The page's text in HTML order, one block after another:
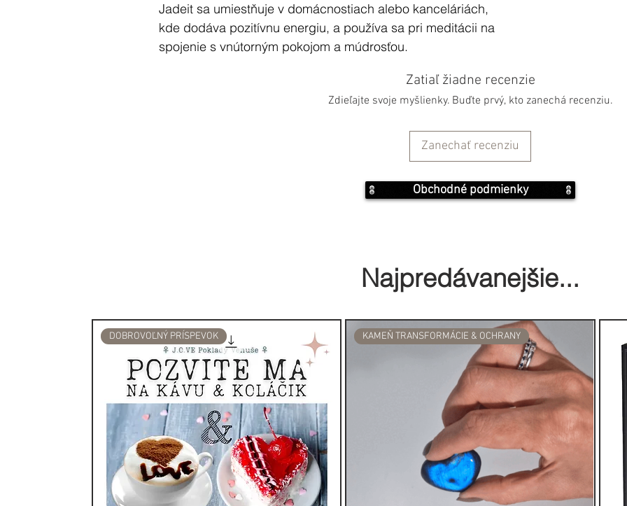
Jadeit sa umiestňuje v domácnostiach alebo kanceláriách,
kde dodáva pozitívnu energiu, a používa sa pri meditácii na
spojenie s vnútorným pokojom a múdrosťou.
Aby si jadeit zachoval svoju vitalitu a silu, mal by sa
pravidelne čistiť, a to buď umiestnením pod Mesačné svetlo,
Jadeit je kremičitanový minerál, ktorý je často synonymom
vyskytuje sa aj v červenej, bielej, hnedej, levanduľovej, fialovej
a oranžovej farbe. Význam jadeitu je DÔVERA, PRIJATIE a
Nájdite svoju hojnosť...
Radostný jadeit je jedným z najznámejších liečivých krištálov,
ktorý je známy tým, že prináša prívaly šťastia všetkým, ktorí ho
nosia. Hoci svet často považuje jadeit za synonymum čínskej
medicíny a liečiteľstva, korene tohto hojne požehnaného
kameňa presahujú hranice jedného kontinentu.
Jadeit je známy už tisíce a tisíce rokov a jeho vplyv na ľudstvo
Zatiaľ žiadne recenzie
Zdieľajte svoje myšlienky. Buďte prvý, kto zanechá recenziu.
Zanechať recenziu
Obchodné podmienky
Najpredávanejšie...
DOBROVOĽNÝ PRÍSPEVOK KAMEŇ TRANSFORMÁCIE & OCHRANY